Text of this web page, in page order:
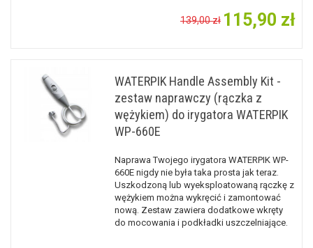
139,00 zł 115,90 zł
WATERPIK Handle Assembly Kit -
zestaw naprawczy (rączka z
wężykiem) do irygatora WATERPIK
WP-660E
Naprawa Twojego irygatora WATERPIK WP-
660E nigdy nie była taka prosta jak teraz.
Uszkodzoną lub wyeksploatowaną rączkę z
wężykiem można wykręcić i zamontować
nową. Zestaw zawiera dodatkowe wkręty
do mocowania i podkładki uszczelniające.